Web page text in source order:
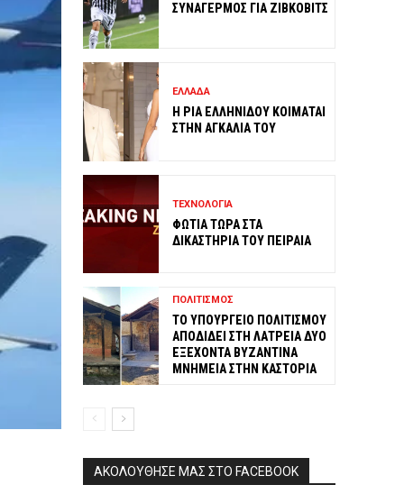
ΣΥΝΑΓΕΡΜΟΣ ΓΙΑ ΖΙΒΚΟΒΙΤΣ
ΕΛΛΑΔΑ
Η ΡΙΑ ΕΛΛΗΝΙΔΟΥ ΚΟΙΜΑΤΑΙ
ΣΤΗΝ ΑΓΚΑΛΙΑ ΤΟΥ
ΤΕΧΝΟΛΟΓΙΑ
ΦΩΤΙΑ ΤΩΡΑ ΣΤΑ
ΔΙΚΑΣΤΗΡΙΑ ΤΟΥ ΠΕΙΡΑΙΑ
ΠΟΛΙΤΙΣΜΟΣ
ΤΟ ΥΠΟΥΡΓΕΙΟ ΠΟΛΙΤΙΣΜΟΥ
ΑΠΟΔΙΔΕΙ ΣΤΗ ΛΑΤΡΕΙΑ ΔΥΟ
ΕΞΕΧΟΝΤΑ ΒΥΖΑΝΤΙΝΑ
ΜΝΗΜΕΙΑ ΣΤΗΝ ΚΑΣΤΟΡΙΑ
ΑΚΟΛΟΥΘΗΣΕ ΜΑΣ ΣΤΟ FACEBOOK